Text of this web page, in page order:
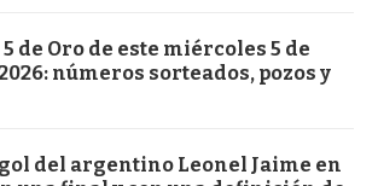
de Oro de este miércoles 5 de
números sorteados, pozos y
del argentino Leonel Jaime en